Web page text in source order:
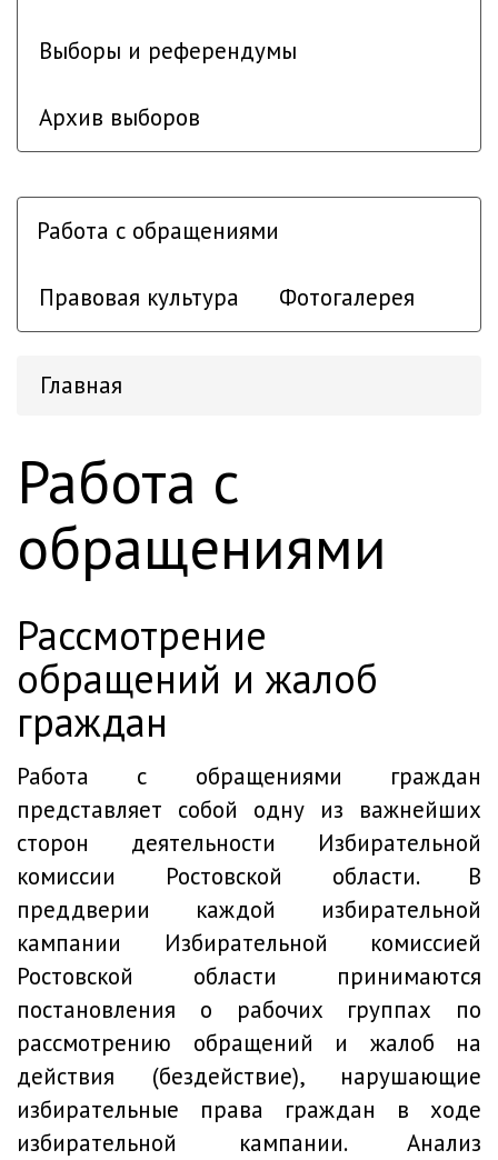
Выборы и референдумы
Архив выборов
Работа с обращениями
Правовая культура Фотогалерея
Главная
Работа с
обращениями
рассмотрение
обращений и жалоб
граждан
Работа с обращениями граждан
представляет собой одну из важнейших
сторон деятельности Избирательной
комиссии Ростовской области. В
преддверии каждой избирательной
кампании Избирательной комиссией
Ростовской области принимаются
постановления о рабочих группах по
рассмотрению обращений и жалоб на
действия (бездействие), нарушающие
избирательные права граждан в ходе
избирательной кампании. Анализ